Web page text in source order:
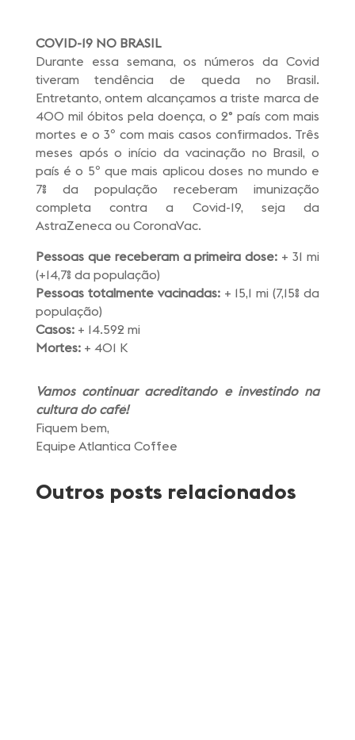
COVID-19 NO BRASIL
Durante essa semana, os números da Covid
tiveram tendência de queda no Brasil.
Entretanto, ontem alcançamos a triste marca de
400 mil óbitos pela doença, o 2° país com mais
mortes e o 3º com mais casos confirmados. Três
meses após o início da vacinação no Brasil, o
país é o 5º que mais aplicou doses no mundo e
7% da população receberam imunização
completa contra a Covid-19, seja da
AstraZeneca ou CoronaVac.
Pessoas que receberam a primeira dose: + 31 mi
(+14,7% da população)
Pessoas totalmente vacinadas:+ 15,1 mi (7,15% da
população)
Casos: + 14.592 mi
Mortes: + 401 K
Vamos continuar acreditando e investindo na
cultura do café!
Fiquem bem,
Equipe Atlantica Coffee
Outros posts relacionados